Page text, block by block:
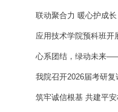
联动聚合力 暖心护成
应用技术学院预科班开
心系团结，绿动未来
我院召开2026届考研复
筑牢诚信根基 共建平